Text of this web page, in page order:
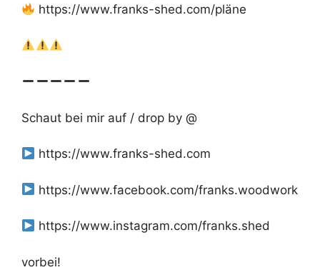
https://www.franks-shed.com/pläne
Schaut bei mir auf / drop by @
https://www.franks-shed.com
https://www.facebook.com/franks.woodwork
https://www.instagram.com/franks.shed
vorbei!